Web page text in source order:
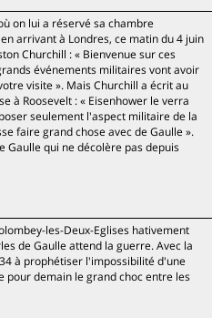
on lui a réservé sa chambre
arrivant à Londres, ce matin du 4 juin
Churchill : « Bienvenue sur ces
événements militaires vont avoir
visite ». Mais Churchill a écrit au
à Roosevelt : « Eisenhower le verra
seulement l'aspect militaire de la
faire grand chose avec de Gaulle ».
Gaulle qui ne décolère pas depuis
les-Deux-Eglises hativement
de Gaulle attend la guerre. Avec la
à prophétiser l'impossibilité d'une
pour demain le grand choc entre les